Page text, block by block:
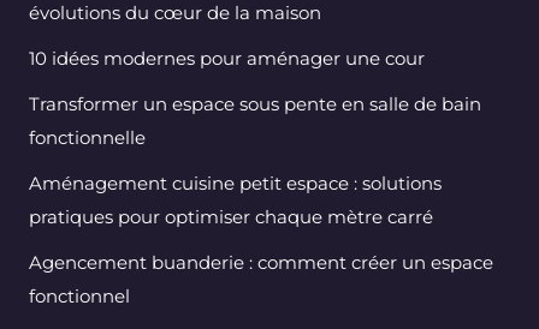
évolutions du cœur de la maison
10 idées modernes pour aménager une cour
Transformer un espace sous pente en salle de bain
fonctionnelle
Aménagement cuisine petit espace : solutions
pratiques pour optimiser chaque mètre carré
Agencement buanderie : comment créer un espace
fonctionnel